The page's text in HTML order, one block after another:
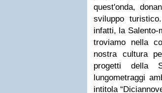
quest'onda,
sviluppo
infatti, la Salento-
troviamo nella
nostra cultura
progetti della
lungometraggi
intitola